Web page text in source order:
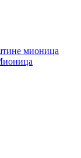
мионица